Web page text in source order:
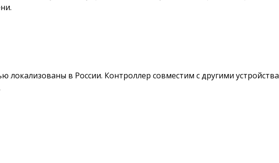
локализованы в России. Контроллер совместим с другими